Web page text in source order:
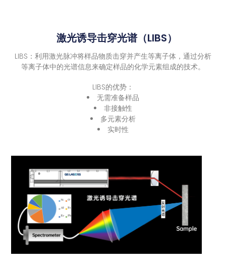
激光诱导击穿光谱（LIBS）
LIBS：利用激光脉冲将样品物质击穿并产生等离子体，通过分析
等离子体中的光谱信息来确定样品的化学元素组成的技术。
LIBS的优势：
无需准备样品
非接触性
多元素分析
实时性